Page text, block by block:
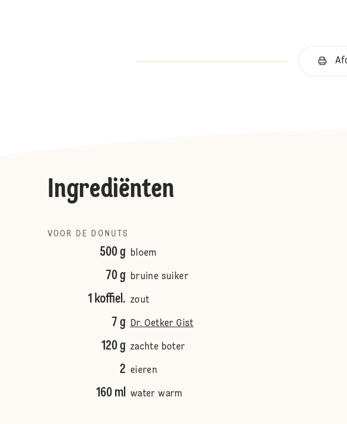
Ingrediënten
VOOR DE DONUTS
500 g bloem
70 g bruine suiker
1 koffiel. zout
7 g Dr. Oetker Gist
120 g zachte boter
2 eieren
160 ml water warm